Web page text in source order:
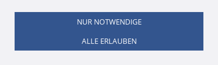
NUR NOTWENDIGE
ALLE ERLAUBEN